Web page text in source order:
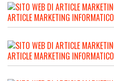
ARTICLE MARKETING INFORMATICO
ARTICLE MARKETING INFORMATICO